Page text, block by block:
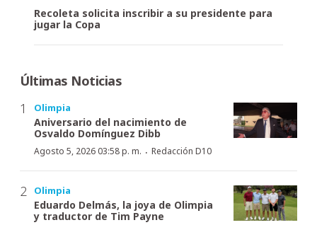
Recoleta solicita inscribir a su presidente para
jugar la Copa
Últimas Noticias
Olimpia
Aniversario del nacimiento de
Osvaldo Domínguez Dibb
Agosto 5, 2026 03:58 p. m. · Redacción D10
Olimpia
Eduardo Delmás, la joya de Olimpia
y traductor de Tim Payne